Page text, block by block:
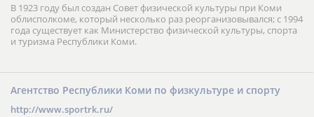
В 1923 году был создан Совет физической культуры при Коми
облисполкоме, который несколько раз реорганизовывался; с 1994
года существует как Министерство физической культуры, спорта
и туризма Республики Коми.
Агентство Республики Коми по физкультуре и спорту
http://www.sportrk.ru/